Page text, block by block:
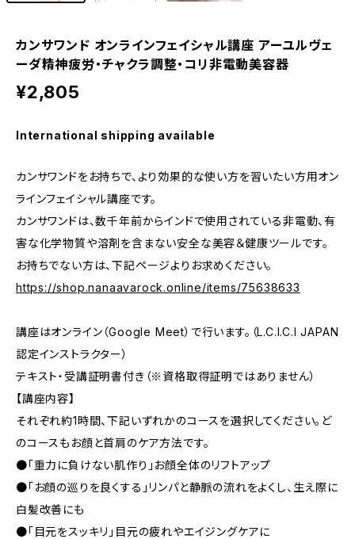
カンサワンド オンラインフェイシャル講座 アーユルヴェ
ーダ精神疲労・チャクラ調整・コリ非電動美容器
¥2,805
International shipping available
カンサワンドをお持ちで、より効果的な使い方を習いたい方用オン
ラインフェイシャル講座です。
カンサワンドは、数千年前からインドで使用されている非電動、有
害な化学物質や溶剤を含まない安全な美容＆健康ツールです。
お持ちでない方は、下記ページよりお求めください。
https://shop.nanaavarock.online/items/75638633
講座はオンライン（Google Meet）で行います。（L.C.I.C.I JAPAN
認定インストラクター）
テキスト・受講証明書付き（※資格取得証明ではありません）
【講座内容】
それぞれ約1時間、下記いずれかのコースを選択してください。ど
のコースもお顔と首肩のケア方法です。
●「重力に負けない肌作り」お顔全体のリフトアップ
●「お顔の巡りを良くする」リンパと静脈の流れをよくし、生え際に
白髪改善にも
●「目元をスッキリ」目元の疲れやエイジングケアに